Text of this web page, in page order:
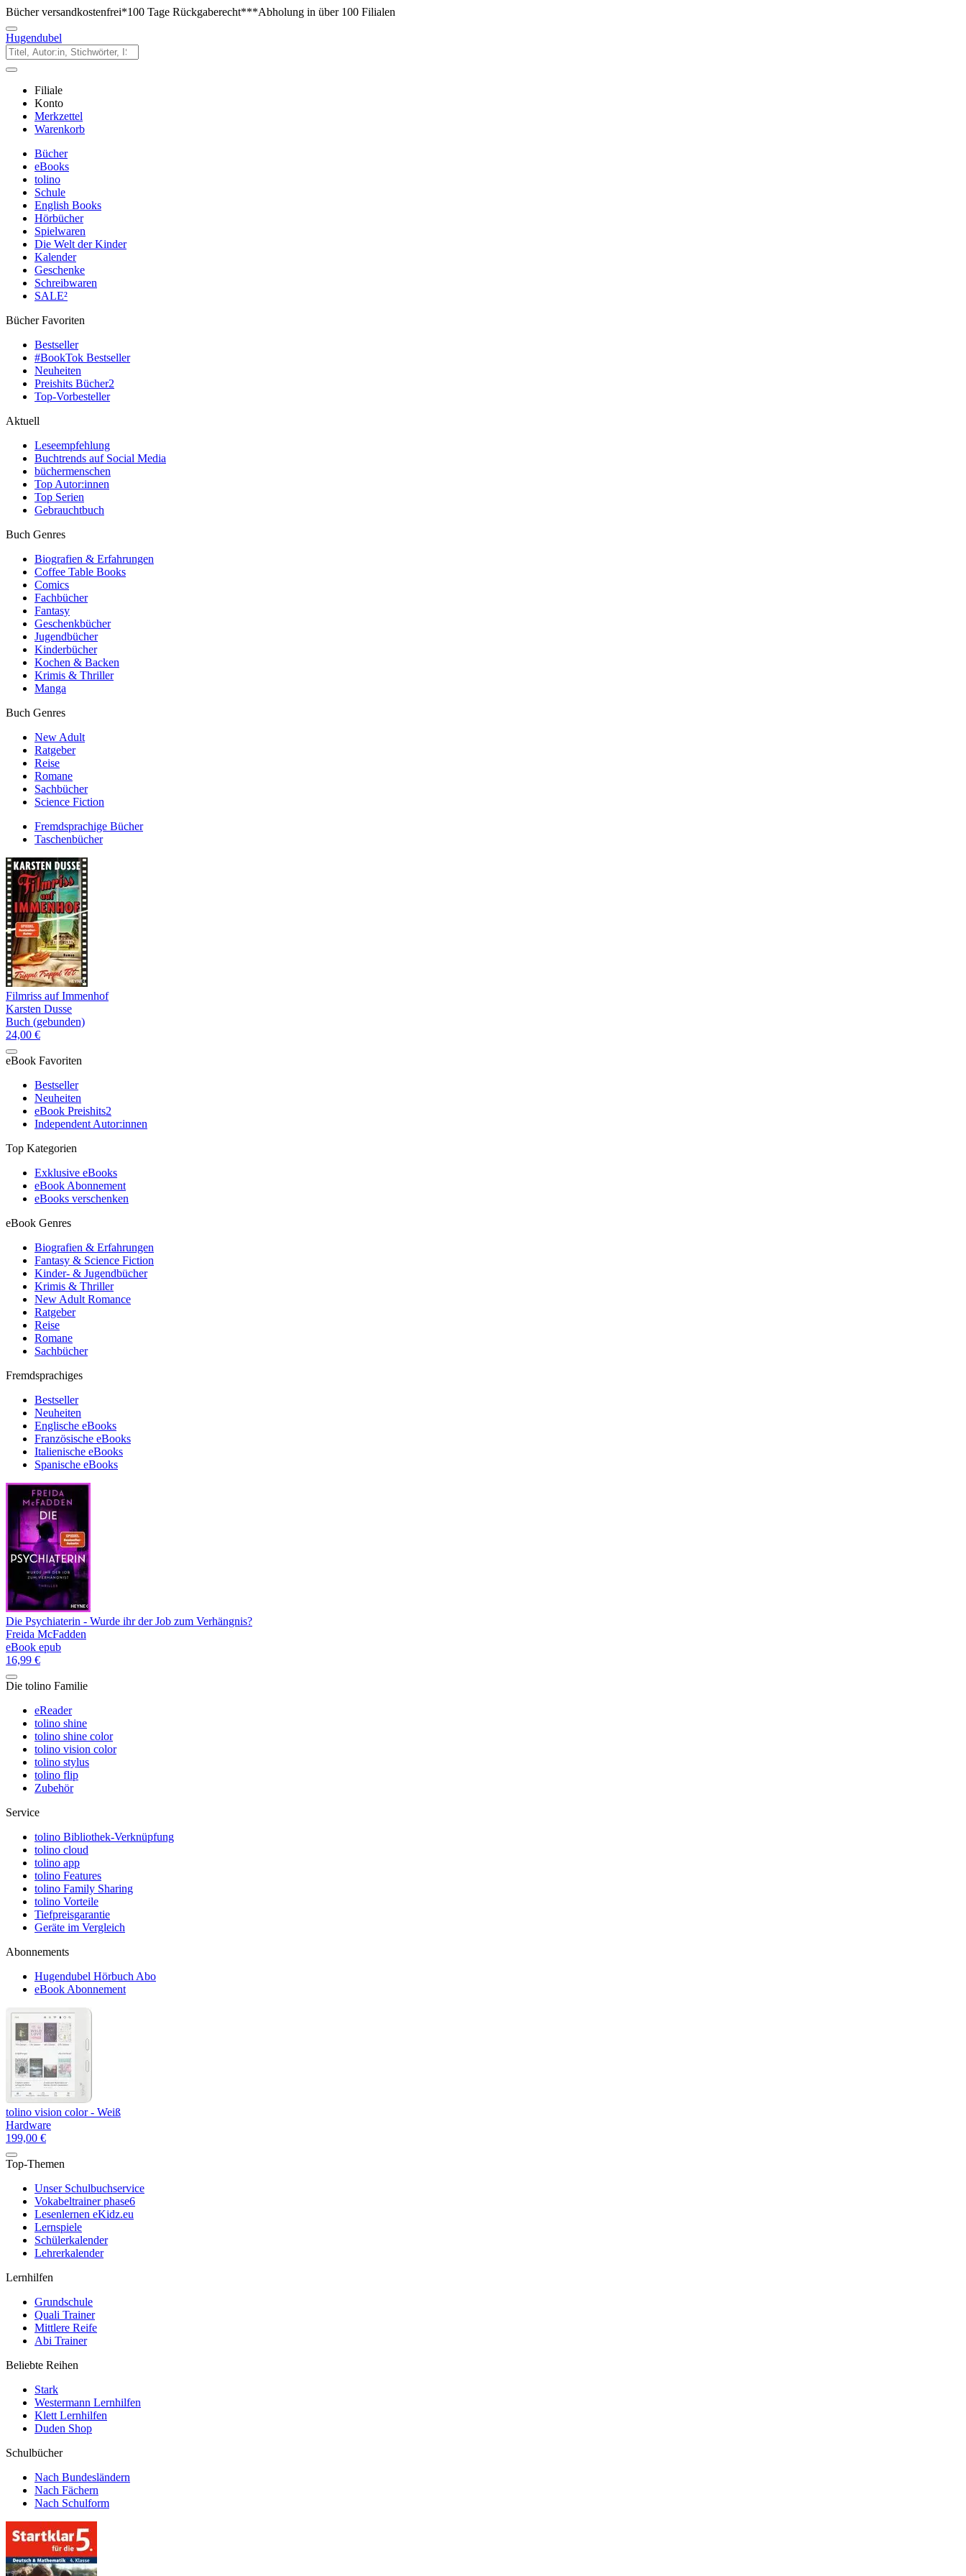
Bücher versandkostenfrei*100 Tage Rückgaberecht***Abholung in über 100 Filialen
Hugendubel
Filiale
Konto
Merkzettel
Warenkorb
Bücher
eBooks
tolino
Schule
English Books
Hörbücher
Spielwaren
Die Welt der Kinder
Kalender
Geschenke
Schreibwaren
SALE²
Bücher Favoriten
Bestseller
#BookTok Bestseller
Neuheiten
Preishits Bücher2
Top-Vorbesteller
Aktuell
Leseempfehlung
Buchtrends auf Social Media
büchermenschen
Top Autor:innen
Top Serien
Gebrauchtbuch
Buch Genres
Biografien & Erfahrungen
Coffee Table Books
Comics
Fachbücher
Fantasy
Geschenkbücher
Jugendbücher
Kinderbücher
Kochen & Backen
Krimis & Thriller
Manga
Buch Genres
New Adult
Ratgeber
Reise
Romane
Sachbücher
Science Fiction
Fremdsprachige Bücher
Taschenbücher
Filmriss auf Immenhof
Karsten Dusse
Buch (gebunden)
24,00 €
eBook Favoriten
Bestseller
Neuheiten
eBook Preishits2
Independent Autor:innen
Top Kategorien
Exklusive eBooks
eBook Abonnement
eBooks verschenken
eBook Genres
Biografien & Erfahrungen
Fantasy & Science Fiction
Kinder- & Jugendbücher
Krimis & Thriller
New Adult Romance
Ratgeber
Reise
Romane
Sachbücher
Fremdsprachiges
Bestseller
Neuheiten
Englische eBooks
Französische eBooks
Italienische eBooks
Spanische eBooks
Die Psychiaterin - Wurde ihr der Job zum Verhängnis?
Freida McFadden
eBook epub
16,99 €
Die tolino Familie
eReader
tolino shine
tolino shine color
tolino vision color
tolino stylus
tolino flip
Zubehör
Service
tolino Bibliothek-Verknüpfung
tolino cloud
tolino app
tolino Features
tolino Family Sharing
tolino Vorteile
Tiefpreisgarantie
Geräte im Vergleich
Abonnements
Hugendubel Hörbuch Abo
eBook Abonnement
tolino vision color - Weiß
Hardware
199,00 €
Top-Themen
Unser Schulbuchservice
Vokabeltrainer phase6
Lesenlernen eKidz.eu
Lernspiele
Schülerkalender
Lehrerkalender
Lernhilfen
Grundschule
Quali Trainer
Mittlere Reife
Abi Trainer
Beliebte Reihen
Stark
Westermann Lernhilfen
Klett Lernhilfen
Duden Shop
Schulbücher
Nach Bundesländern
Nach Fächern
Nach Schulform